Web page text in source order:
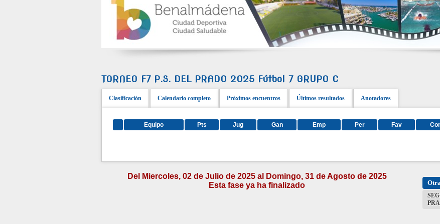
TORNEO F7 P.S. DEL PRADO 2025 Fútbol 7 GRUPO C
Clasificación Calendario completo Próximos encuentros Últimos resultados Anotadores
Equipo Pts Jug Gan Emp Per Fav
Del Miercoles, 02 de Julio de 2025 al Domingo, 31 de Agosto de 2025
Esta fase ya ha finalizado